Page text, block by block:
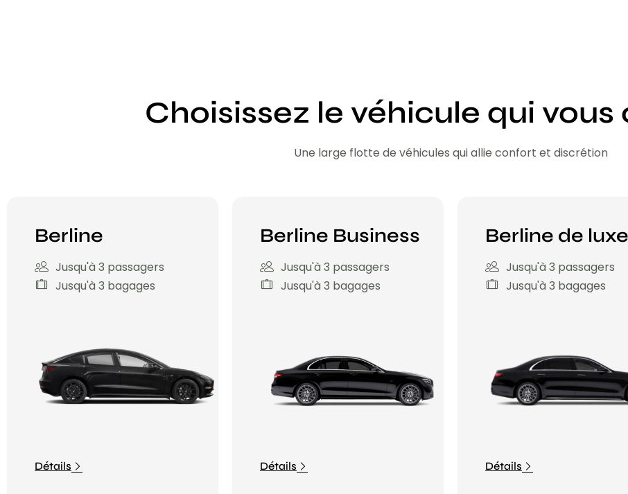
Choisissez le véhicule qui
Une large flotte de véhicules qui allie confort et discrétion
Berline
Jusqu'à 3 passagers
Jusqu'à 3 bagages
Détails
Berline Business
Jusqu'à 3 passagers
Jusqu'à 3 bagages
Détails
Berline de luxe
Jusqu'à 3 passagers
Jusqu'à 3 bagages
Détails